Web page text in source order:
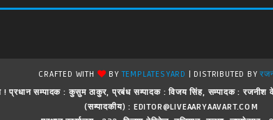
CRAFTED WITH BYTEMPLATESYARD | DISTRIBUTED BY
! प्रधान सम्पादक : कुसुम ठाकुर, प्रबंध सम्पादक : विजय सिंह, सम्पादक : रजनीश
(सम्पादकीय) : EDITOR@LIVEAARYAAVART.COM